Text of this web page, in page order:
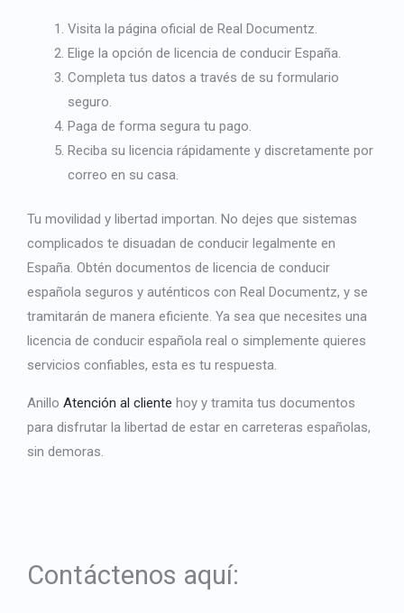
Visita la página oficial de Real Documentz.
Elige la opción de licencia de conducir España.
Completa tus datos a través de su formulario
seguro.
Paga de forma segura tu pago.
Reciba su licencia rápidamente y discretamente por
correo en su casa.
Tu movilidad y libertad importan. No dejes que sistemas
complicados te disuadan de conducir legalmente en
España. Obtén documentos de licencia de conducir
española seguros y auténticos con Real Documentz, y se
tramitarán de manera eficiente. Ya sea que necesites una
licencia de conducir española real o simplemente quieres
servicios confiables, esta es tu respuesta.
Anillo Atención al cliente hoy y tramita tus documentos
para disfrutar la libertad de estar en carreteras españolas,
sin demoras.
Contáctenos aquí: